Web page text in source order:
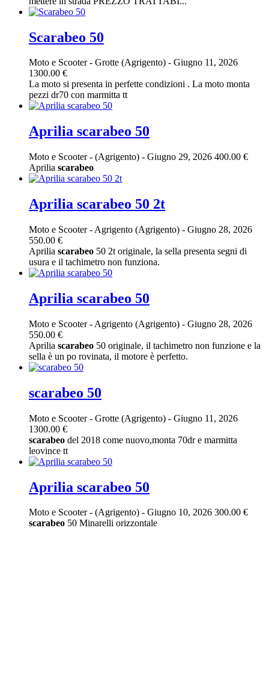
Scarabeo 50
Moto e Scooter- Grotte (Agrigento) - Giugno 11, 2026
1300.00 €
La moto si presenta in perfette condizioni . La moto monta
pezzi dr70 con marmitta tt
Aprilia scarabeo 50
Moto e Scooter- (Agrigento) - Giugno 29, 2026 400.00 €
Aprilia scarabeo
Aprilia scarabeo 50 2t
Moto e Scooter- Agrigento (Agrigento) - Giugno 28, 2026
550.00 €
Aprilia scarabeo 50 2t originale, la sella presenta segni di
usura e il tachimetro non funziona.
Aprilia scarabeo 50
Moto e Scooter- Agrigento (Agrigento) - Giugno 28, 2026
550.00 €
Aprilia scarabeo 50 originale, il tachimetro non funzione e la
sella è un po rovinata, il motore è perfetto.
scarabeo 50
Moto e Scooter- Grotte (Agrigento) - Giugno 11, 2026
1300.00 €
scarabeo del 2018 come nuovo,monta 70dr e marmitta
leovince tt
Aprilia scarabeo 50
Moto e Scooter- (Agrigento) - Giugno 10, 2026 300.00 €
scarabeo 50 Minarelli orizzontale